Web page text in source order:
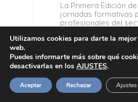
La Primera Edición
jornadas formativas
profesionales del
encuentros,…
Utilizamos cookies para darte la mejor
web.
Puedes informarte más sobre qué
desactivarlas en los AJUSTES.
Aceptar Rechazar Ajustes